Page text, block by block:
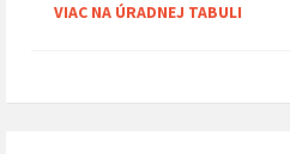
VIAC NA ÚRADNEJ TABULI